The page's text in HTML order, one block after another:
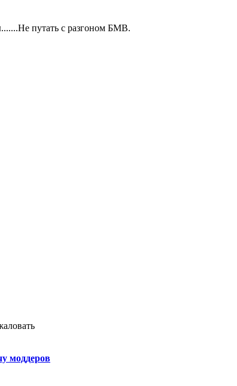
путать с разгоном БМВ.
моддеров